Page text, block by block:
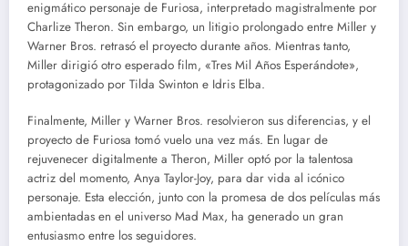
enigmático personaje de Furiosa, interpretado magistralmente por
Charlize Theron. Sin embargo, un litigio prolongado entre Miller y
Warner Bros. retrasó el proyecto durante años. Mientras tanto,
Miller dirigió otro esperado film, «Tres Mil Años Esperándote»,
protagonizado por Tilda Swinton e Idris Elba.
Finalmente, Miller y Warner Bros. resolvieron sus diferencias, y el
proyecto de Furiosa tomó vuelo una vez más. En lugar de
rejuvenecer digitalmente a Theron, Miller optó por la talentosa
actriz del momento, Anya Taylor-Joy, para dar vida al icónico
personaje. Esta elección, junto con la promesa de dos películas más
ambientadas en el universo Mad Max, ha generado un gran
entusiasmo entre los seguidores.